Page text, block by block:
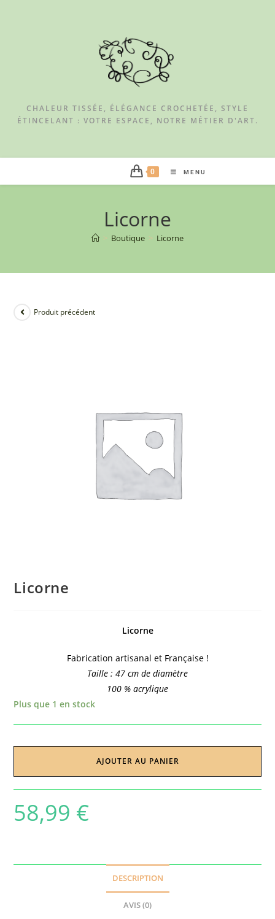
CHALEUR TISSÉE, ÉLÉGANCE CROCHETÉE, STYLE
ÉTINCELANT : VOTRE ESPACE, NOTRE MÉTIER D'ART.
0 MENU
Licorne
> Boutique > Licorne
Produit précédent
Licorne
Licorne
Fabrication artisanal et Française !
Taille : 47 cm de diamètre
100 % acrylique
Plus que 1 en stock
AJOUTER AU PANIER
58,99 €
DESCRIPTION
AVIS (0)